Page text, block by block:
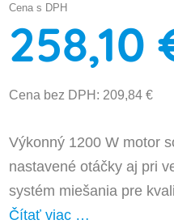
Cena s DPH
258,10
Cena bez DPH: 209,84 €
Výkonný 1200 W motor
nastavené otáčky aj pri
systém miešania pre
Čítať viac …